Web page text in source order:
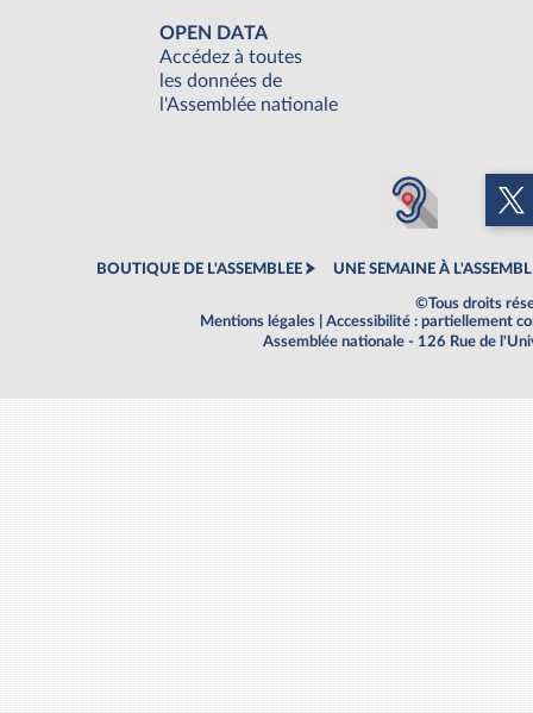
OPEN DATA
Accédez à toutes
les données de
l'Assemblée nationale
BOUTIQUE DE L'ASSEMBLEE UNE SEMAINE À
©Tous droits
Mentions légales
Accessibilité : partiellement
Assemblée nationale - 126 Rue de